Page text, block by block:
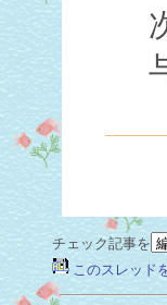
チェック記事を
このスレッド